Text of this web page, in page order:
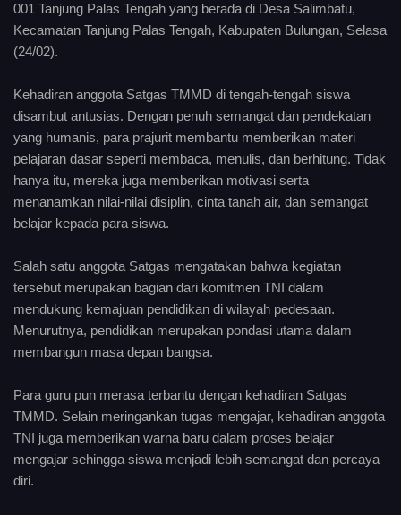
001 Tanjung Palas Tengah yang berada di Desa Salimbatu,
Kecamatan Tanjung Palas Tengah, Kabupaten Bulungan, Selasa
(24/02).
Kehadiran anggota Satgas TMMD di tengah-tengah siswa
disambut antusias. Dengan penuh semangat dan pendekatan
yang humanis, para prajurit membantu memberikan materi
pelajaran dasar seperti membaca, menulis, dan berhitung. Tidak
hanya itu, mereka juga memberikan motivasi serta
menanamkan nilai-nilai disiplin, cinta tanah air, dan semangat
belajar kepada para siswa.
Salah satu anggota Satgas mengatakan bahwa kegiatan
tersebut merupakan bagian dari komitmen TNI dalam
mendukung kemajuan pendidikan di wilayah pedesaan.
Menurutnya, pendidikan merupakan pondasi utama dalam
membangun masa depan bangsa.
Para guru pun merasa terbantu dengan kehadiran Satgas
TMMD. Selain meringankan tugas mengajar, kehadiran anggota
TNI juga memberikan warna baru dalam proses belajar
mengajar sehingga siswa menjadi lebih semangat dan percaya
diri.